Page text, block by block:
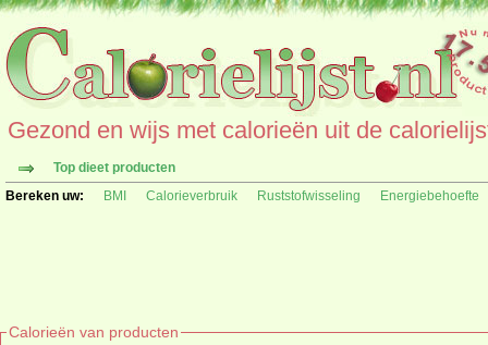
Gezond en wijs met calorieën uit de
Top dieet producten
Bereken uw:
BMI Calorieverbruik Ruststofwisseling Energiebehoefte
Calorieën van producten